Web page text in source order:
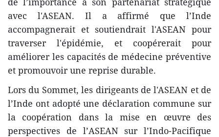
avec l'ASEAN. Il a affirmé que l’Inde
accompagnerait et soutiendrait l'ASEAN pour
traverser l'épidémie, et coopérerait pour
améliorer les capacités de médecine préventive
et promouvoir une reprise durable.
Lors du Sommet, les dirigeants de l'ASEAN et de
l’Inde ont adopté une déclaration commune sur
la coopération dans la mise en œuvre des
perspectives de l’ASEAN sur l’Indo-Pacifique